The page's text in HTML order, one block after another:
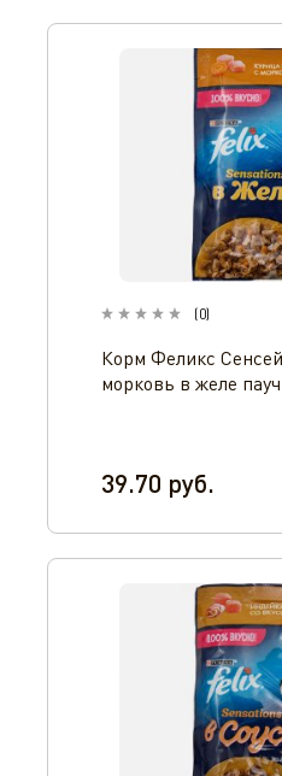
(0)
Корм Феликс
морковь в желе
39.70 руб.